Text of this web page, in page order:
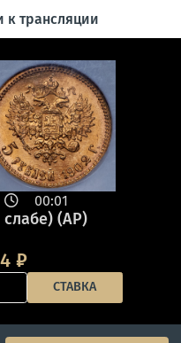
к трансляции
00:01
слабе) (АР)
СТАВКА
₽